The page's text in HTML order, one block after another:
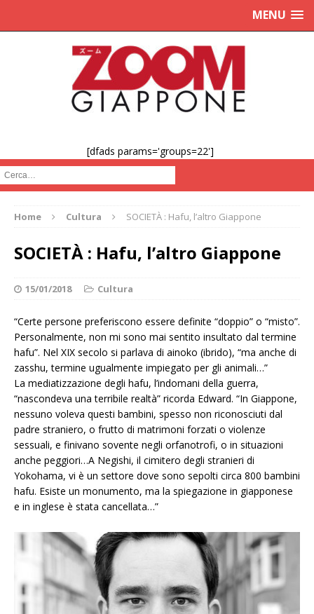
MENU
[dfads params='groups=22']
Cerca :
Home Cultura SOCIETÀ : Hafu, l’altro Giappone
SOCIETÀ : Hafu, l’altro Giappone
15/01/2018 Cultura
“Certe persone preferiscono essere definite “doppio” o “misto”.
Personalmente, non mi sono mai sentito insultato dal termine
hafu”. Nel XIX secolo si parlava di ainoko (ibrido), “ma anche di
zasshu, termine ugualmente impiegato per gli animali…”
La mediatizzazione degli hafu, l’indomani della guerra,
“nascondeva una terribile realtà” ricorda Edward. “In Giappone,
nessuno voleva questi bambini, spesso non riconosciuti dal
padre straniero, o frutto di matrimoni forzati o violenze
sessuali, e finivano sovente negli orfanotrofi, o in situazioni
anche peggiori…A Negishi, il cimitero degli stranieri di
Yokohama, vi è un settore dove sono sepolti circa 800 bambini
hafu. Esiste un monumento, ma la spiegazione in giapponese
e in inglese è stata cancellata…”